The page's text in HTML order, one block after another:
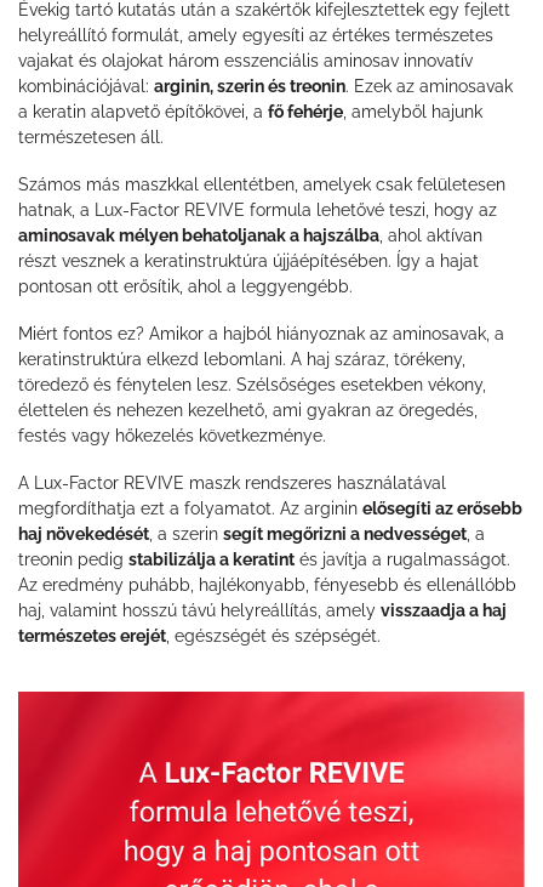
Évekig tartó kutatás után a szakértők kifejlesztettek egy fejlett
helyreállító formulát, amely egyesíti az értékes természetes
vajakat és olajokat három esszenciális aminosav innovatív
kombinációjával: arginin, szerin és treonin. Ezek az aminosavak
a keratin alapvető építőkövei, a fő fehérje, amelyből hajunk
természetesen áll.
Számos más maszkkal ellentétben, amelyek csak felületesen
hatnak, a Lux-Factor REVIVE formula lehetővé teszi, hogy az
aminosavak mélyen behatoljanak a hajszálba, ahol aktívan
részt vesznek a keratinstruktúra újjáépítésében. Így a hajat
pontosan ott erősítik, ahol a leggyengébb.
Miért fontos ez? Amikor a hajból hiányoznak az aminosavak, a
keratinstruktúra elkezd lebomlani. A haj száraz, törékeny,
töredező és fénytelen lesz. Szélsőséges esetekben vékony,
élettelen és nehezen kezelhető, ami gyakran az öregedés,
festés vagy hőkezelés következménye.
A Lux-Factor REVIVE maszk rendszeres használatával
megfordíthatja ezt a folyamatot. Az arginin elősegíti az erősebb
haj növekedését, a szerin segít megőrizni a nedvességet, a
treonin pedig stabilizálja a keratint és javítja a rugalmasságot.
Az eredmény puhább, hajlékonyabb, fényesebb és ellenállóbb
haj, valamint hosszú távú helyreállítás, amely visszaadja a haj
természetes erejét, egészségét és szépségét.